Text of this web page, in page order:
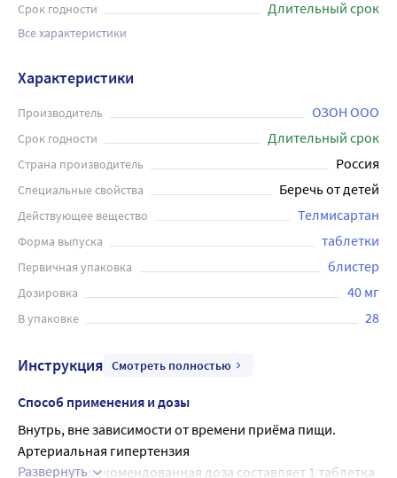
Срок годности Длительный срок
Все характеристики
Характеристики
Производитель ОЗОН ООО
Срок годности Длительный срок
Страна производитель Россия
Специальные свойства Беречь от детей
Действующее вещество Телмисартан
Форма выпуска таблетки
Первичная упаковка блистер
Дозировка 40 мг
В упаковке 28
Инструкция Смотреть полностью
Способ применения и дозы
Внутрь, вне зависимости от времени приёма пищи.
Артериальная гипертензия
Начальная рекомендованная доза составляет 1 таблетка
Развернуть